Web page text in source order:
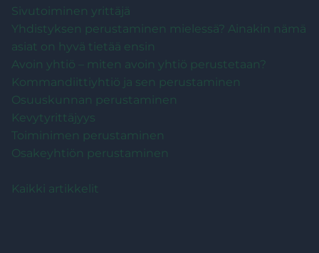
Sivutoiminen yrittäjä
Yhdistyksen perustaminen mielessä? Ainakin nämä
asiat on hyvä tietää ensin
Avoin yhtiö – miten avoin yhtiö perustetaan?
Kommandiittiyhtiö ja sen perustaminen
Osuuskunnan perustaminen
Kevytyrittäjyys
Toiminimen perustaminen
Osakeyhtiön perustaminen
Kaikki artikkelit